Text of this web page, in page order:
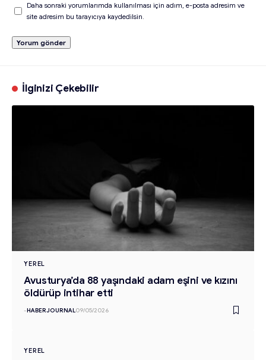
Daha sonraki yorumlarımda kullanılması için adım, e-posta adresim ve
site adresim bu tarayıcıya kaydedilsin.
İlginizi Çekebilir
YEREL
Avusturya’da 88 yaşındaki adam eşini ve kızını
öldürüp intihar etti
-HABERJOURNAL09/05/2026
YEREL